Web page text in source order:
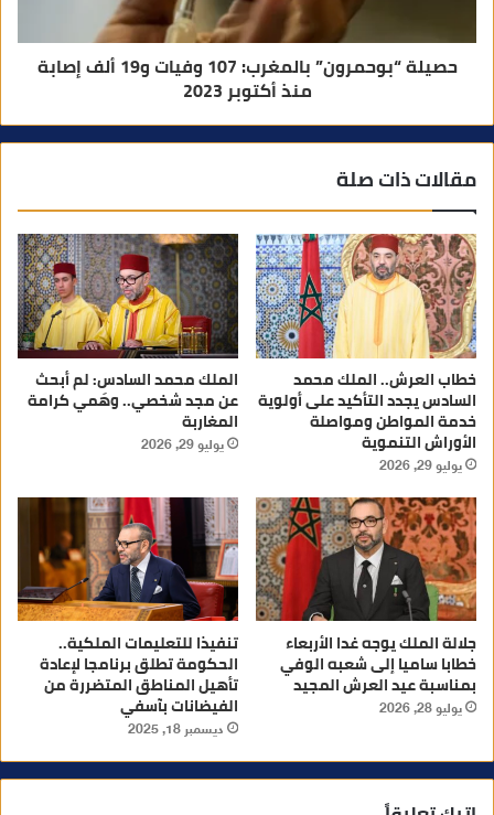
حصيلة “بوحمرون” بالمغرب: 107 وفيات و19 ألف إصابة
منذ أكتوبر 2023
مقالات ذات صلة
خطاب العرش.. الملك محمد
السادس يجدد التأكيد على أولوية
خدمة المواطن ومواصلة
الأوراش التنموية
يوليو 29, 2026
الملك محمد السادس: لم أبحث
عن مجد شخصي.. وهَمي كرامة
المغاربة
يوليو 29, 2026
جلالة الملك يوجه غدا الأربعاء
خطابا ساميا إلى شعبه الوفي
بمناسبة عيد العرش المجيد
يوليو 28, 2026
تنفيذا للتعليمات الملكية..
الحكومة تطلق برنامجا لإعادة
تأهيل المناطق المتضررة من
الفيضانات بآسفي
ديسمبر 18, 2025